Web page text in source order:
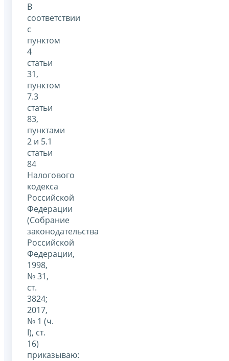
В
соответствии
с
пунктом
4
статьи
31,
пунктом
7.3
статьи
83,
пунктами
2 и 5.1
статьи
84
Налогового
кодекса
Российской
Федерации
(Собрание
законодательства
Российской
Федерации,
1998,
№ 31,
ст.
3824;
2017,
№ 1 (ч.
I), ст.
16)
приказываю: